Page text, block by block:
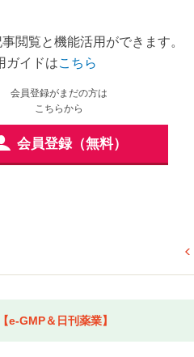
閲覧と機能活用ができます。
ガイドはこちら
会員登録がまだの方は
こちらから
会員登録（無料）
e-GMP＆日刊薬業】